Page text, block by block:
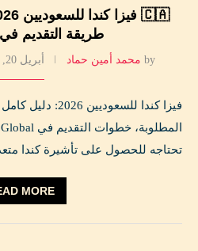
طريقة التقديم في 7
by محمد أمين حماد أبريل 20, 2026
تحتاجه للحصول على تأشيرة كندا متعددة
MORE